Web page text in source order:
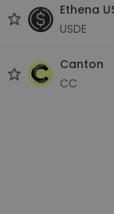
Ethena
USDE
Canton
CC